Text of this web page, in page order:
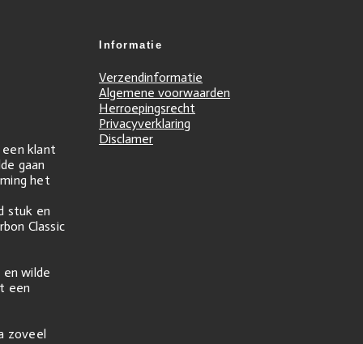
een klant
gaan
het
stuk en
Classic
en wilde
een
zoveel
Informatie
Verzendinformatie
Algemene voorwaarden
Herroepingsrecht
Privacyverklaring
Disclamer